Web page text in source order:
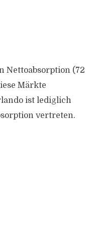
Nettoabsorption (72
Märkte
ist lediglich
vertreten.